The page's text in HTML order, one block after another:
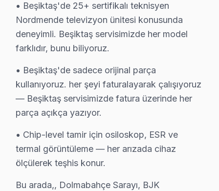
• Enerji tasarrufu için kullanmadığınızda
• Beşiktaş'de Smart ekran uygulamalarını düzenli
• Uzaktan kumanda pilleri Beşiktaş'de 6 ayda bir
Nordmende TV'lerde Sık Görülen Arızalar
Beşiktaş bölgesindeki Nordmende kullanıcılarının
Webos sistem sorunu: Beşiktaş'de Nordmende VA
Backlight arızası: Beşiktaş'de UHD sistemini
Panel: Beşiktaş'de IPS ekranlarda daha sık
Güç kartı: Beşiktaş'de bu sorunla başvuran
» Beşiktaş'de tüm bu TV model ve serilerinde VA
• Beşiktaş'de 25+ sertifikalı teknisyen
Nordmende televizyon ünitesi konusunda
deneyimli. Beşiktaş servisimizde her model
farklıdır, bunu biliyoruz.
• Beşiktaş'de sadece orijinal parça
kullanıyoruz. her şeyi faturalayarak çalışıyoruz
— Beşiktaş servisimizde fatura üzerinde her
parça açıkça yazıyor.
• Chip-level tamir için osiloskop, ESR ve
termal görüntüleme — her arızada cihaz
ölçülerek teşhis konur.
Bu arada,, Dolmabahçe Sarayı, BJK